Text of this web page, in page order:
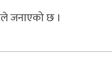
जनाएको छ ।